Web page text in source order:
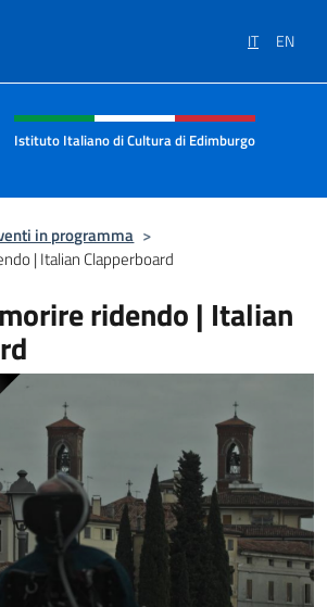
IT EN
sito, social e menù
Istituto Italiano di Cultura di Edimburgo
in programma >
| Italian Clapperboard
ridendo | Italian